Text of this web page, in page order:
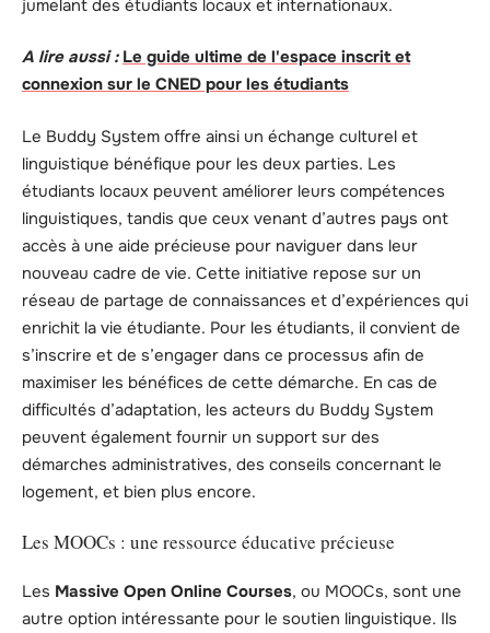
jumelant des étudiants locaux et internationaux.
A lire aussi : Le guide ultime de l'espace inscrit et
connexion sur le CNED pour les étudiants
Le Buddy System offre ainsi un échange culturel et
linguistique bénéfique pour les deux parties. Les
étudiants locaux peuvent améliorer leurs compétences
linguistiques, tandis que ceux venant d’autres pays ont
accès à une aide précieuse pour naviguer dans leur
nouveau cadre de vie. Cette initiative repose sur un
réseau de partage de connaissances et d’expériences qui
enrichit la vie étudiante. Pour les étudiants, il convient de
s’inscrire et de s’engager dans ce processus afin de
maximiser les bénéfices de cette démarche. En cas de
difficultés d’adaptation, les acteurs du Buddy System
peuvent également fournir un support sur des
démarches administratives, des conseils concernant le
logement, et bien plus encore.
Les MOOCs : une ressource éducative précieuse
Les Massive Open Online Courses, ou MOOCs, sont une
autre option intéressante pour le soutien linguistique. Ils